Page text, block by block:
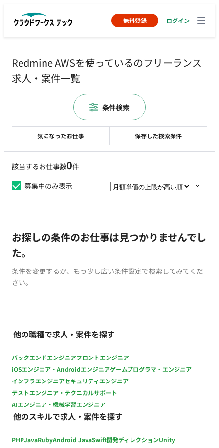
無料登録 ログイン
Redmine AWSを使っているのフリーランス
求人・案件一覧
該当するお仕事数0件
募集中のみ表示
お探しの条件のお仕事は見つかりませんでし
た。
条件を変更するか、もう少し広い条件設定で検索してみてくだ
さい。
他の職種で求人・案件を探す
バックエンドエンジニアフロントエンジニア
iOSエンジニア・Androidエンジニアゲームプログラマ・エンジニア
インフラエンジニアセキュリティエンジニア
テストエンジニア・テクニカルサポート
AIエンジニア・機械学習エンジニア
他のスキルで求人・案件を探す
PHPJavaRubyAndroid JavaSwift開発ディレクションUnity
気になったお仕事 保存した検索条件
条件検索